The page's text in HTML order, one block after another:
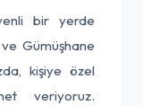
bir yerde
Gümüşhane
kişiye özel
veriyoruz.